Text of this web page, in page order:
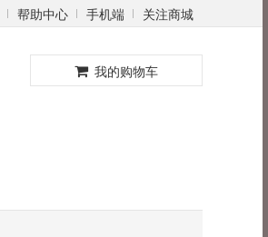
帮助中心 手机端 关注商城
我的购物车